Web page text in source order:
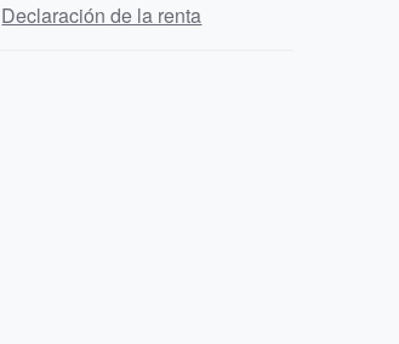
Declaración de la renta